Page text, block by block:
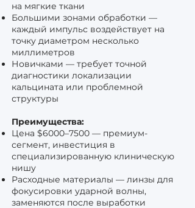
на мягкие ткани
Большими зонами обработки —
каждый импульс воздействует на
точку диаметром несколько
миллиметров
Новичками — требует точной
диагностики локализации
кальцината или проблемной
структуры
Преимущества:
Цена $6000–7500 — премиум-
сегмент, инвестиция в
специализированную клиническую
нишу
Расходные материалы — линзы для
фокусировки ударной волны,
заменяются после выработки